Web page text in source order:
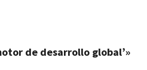
de desarrollo global’»